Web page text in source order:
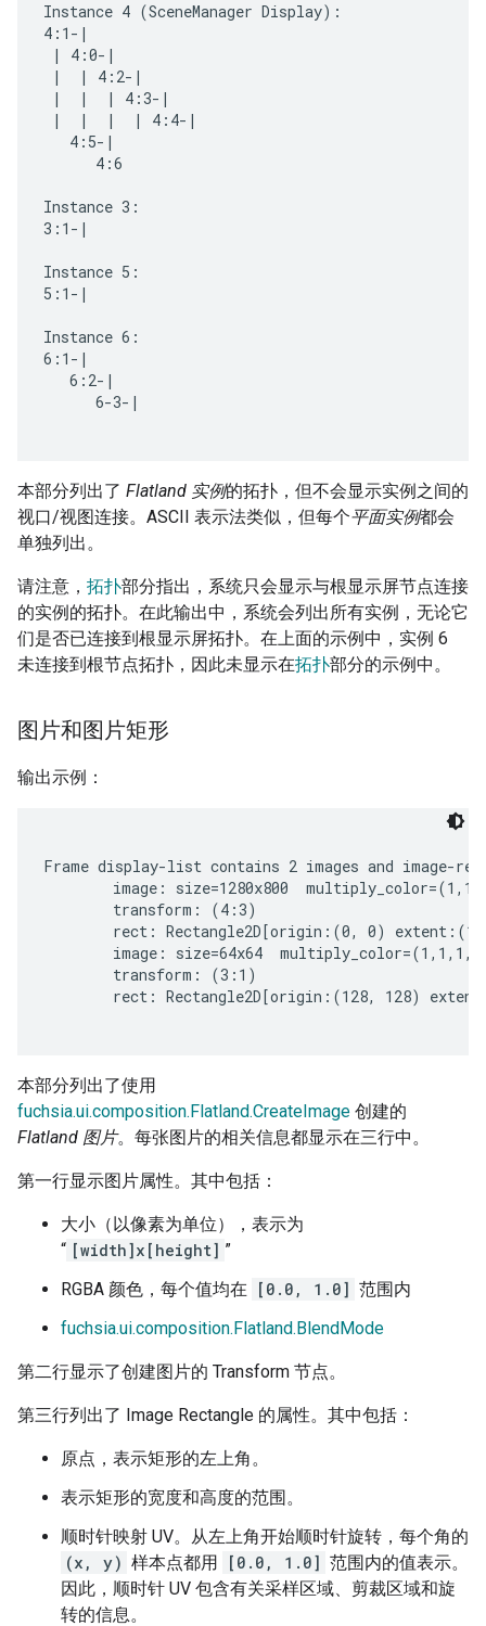
Instance 4 (SceneManager Display):
4:1-|
| 4:0-|
|  | 4:2-|
|  |  | 4:3-|
|  |  |  | 4:4-|
   4:5-|
      4:6
Instance 3:
3:1-|
Instance 5:
5:1-|
Instance 6:
6:1-|
   6:2-|
      6-3-|
本部分列出了 Flatland 实例的拓扑，但不会显示实例之间的
视口/视图连接。ASCII 表示法类似，但每个平面实例都会
单独列出。
请注意， 拓扑部分指出，系统只会显示与根显示屏节点连接
的实例的拓扑。在此输出中，系统会列出所有实例，无论它
们是否已连接到根显示屏拓扑。在上面的示例中，实例 6
未连接到根节点拓扑，因此未显示在拓扑部分的示例中。
图片和图片矩形
输出示例：
Frame display-list contains 2 images and image-
image: size=1280x800
        transform: (4:3)
rect: Rectangle2D[origin:(0, 0)
image: size=64x64
        transform: (3:1)
rect: Rectangle2D[origin:(128, 128)
本部分列出了使用
fuchsia.ui.composition.Flatland.CreateImage 创建的
Flatland 图片。每张图片的相关信息都显示在三行中。
第一行显示图片属性。其中包括：
大小（以像素为单位），表示为
“ [width]x[height] ”
RGBA 颜色，每个值均在
[0.0, 1.0] 范围内
fuchsia.ui.composition.Flatland.BlendMode
第二行显示了创建图片的 Transform 节点。
第三行列出了 Image Rectangle 的属性。其中包括：
原点，表示矩形的左上角。
表示矩形的宽度和高度的范围。
顺时针映射 UV。从左上角开始顺时针旋转，每个角的
(x, y) 样本点都用 [0.0, 1.0] 范围内的值表示。
因此，顺时针 UV 包含有关采样区域、剪裁区域和旋
转的信息。